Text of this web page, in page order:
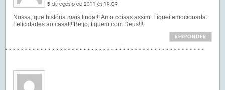
5 de agosto de 2011 às 19:09
Nossa, que história mais linda!!! Amo coisas assim. Fiquei emocionada.
Felicidades ao casal!!!Beijo, fiquem com Deus!!!
RESPONDER